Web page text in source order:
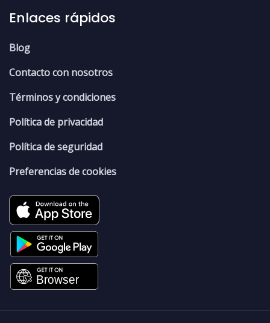
Enlaces rápidos
Blog
Contacto con nosotros
Términos y condiciones
Política de privacidad
Política de seguridad
Preferencias de cookies